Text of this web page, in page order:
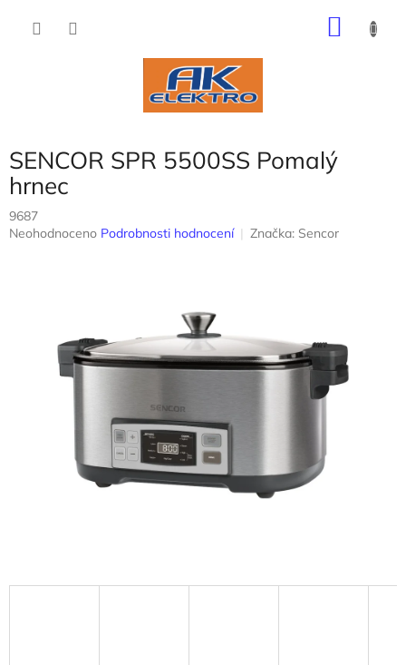
SENCOR SPR 5500SS Pomalý
hrnec
9687
Průměrné
hvězdiček.
Neohodnoceno Podrobnosti hodnocení Značka: Sencor